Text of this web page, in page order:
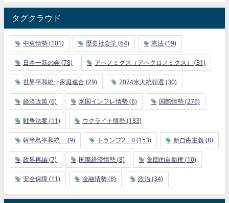
タグクラウド
中東情勢(101) 歴史社会学(64) 憲法(19)
日本一新の会(78) アベノミクス（アベクロノミクス） (31)
世界平和統一家庭連合 (29) 2024米大統領選 (30)
経済政策(6) 米国インフレ情勢(6) 国際情勢(276)
戦争法案 (11) ウクライナ情勢(183)
韓半島平和統一(9) トランプ2．0(153) 新自由主義(8)
政界再編(7) 国際経済情勢(8) 集団的自衛権(10)
安全保障(11) 金融情勢(8) 政治(34)